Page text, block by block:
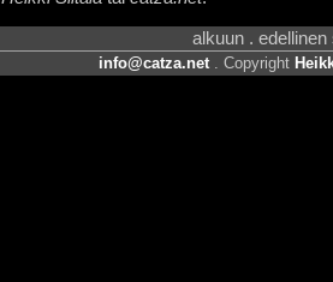
alkuun .
info@catza.net. Copyright